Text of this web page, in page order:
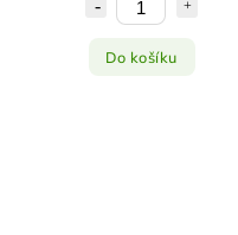
Do košíku